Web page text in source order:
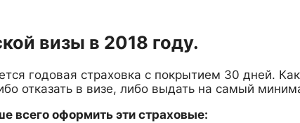
визы в 2018 году.
годовая страховка с покрытием 30 дней.
отказать в визе, либо выдать на самый
всего оформить эти страховые: